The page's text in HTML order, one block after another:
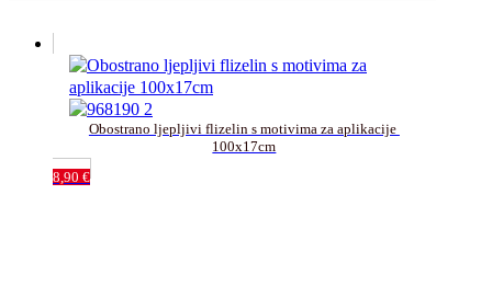
Obostrano ljepljivi flizelin s motivima za aplikacije
100x17cm
8,90 €